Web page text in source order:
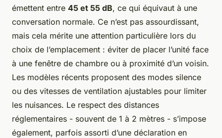
émettent entre 45 et 55 dB, ce qui équivaut à une
conversation normale. Ce n’est pas assourdissant,
mais cela mérite une attention particulière lors du
choix de l’emplacement : éviter de placer l’unité face
à une fenêtre de chambre ou à proximité d’un voisin.
Les modèles récents proposent des modes silence
ou des vitesses de ventilation ajustables pour limiter
les nuisances. Le respect des distances
réglementaires - souvent de 1 à 2 mètres - s’impose
également, parfois assorti d’une déclaration en